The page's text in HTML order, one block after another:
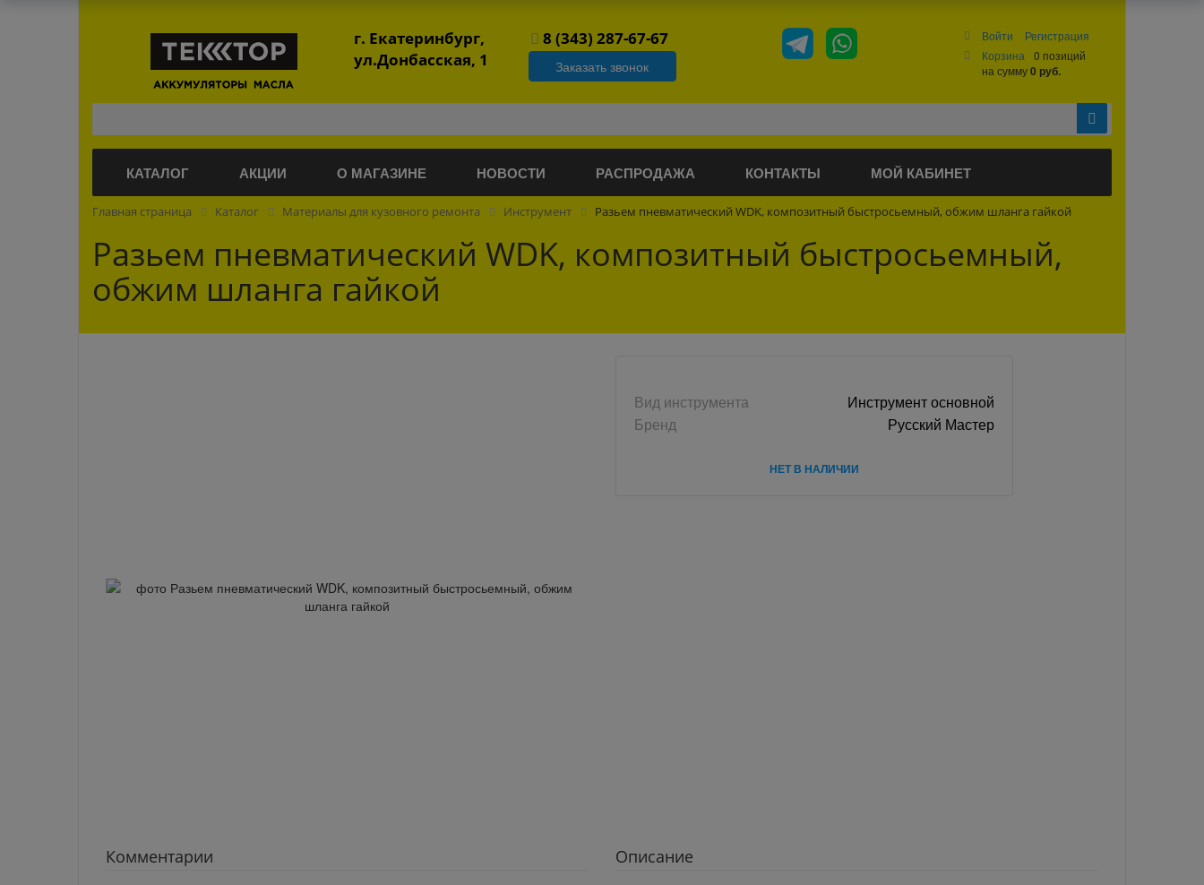
г. Екатеринбург,
ул.Донбасская, 1
8 (343) 287-67-67
Заказать звонок
Войти
Регистрация
Корзина
0 позиций
на сумму0 руб.
КАТАЛОГ АКЦИИ О МАГАЗИНЕ НОВОСТИ РАСПРОДАЖА КОНТАКТЫ МОЙ КАБИНЕТ
Главная страница Каталог Материалы для кузовного ремонта Инструмент Разьем пневматический WDK, композитный быстросьемный, обжим шланга гайкой
Разьем пневматический WDK, композитный быстросьемный,
обжим шланга гайкой
Вид инструмента
Инструмент основной
Бренд
Русский Мастер
НЕТ В НАЛИЧИИ
Комментарии Описание